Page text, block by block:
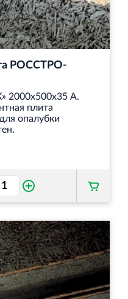
РОССТРО-
2000х500х35 А.
плита
опалубки